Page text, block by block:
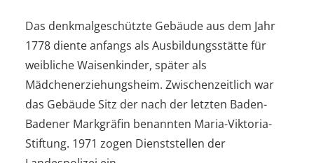
Das denkmalgeschützte Gebäude aus dem Jahr
1778 diente anfangs als Ausbildungsstätte für
weibliche Waisenkinder, später als
Mädchenerziehungsheim. Zwischenzeitlich war
das Gebäude Sitz der nach der letzten Baden-
Badener Markgräfin benannten Maria-Viktoria-
Stiftung. 1971 zogen Dienststellen der